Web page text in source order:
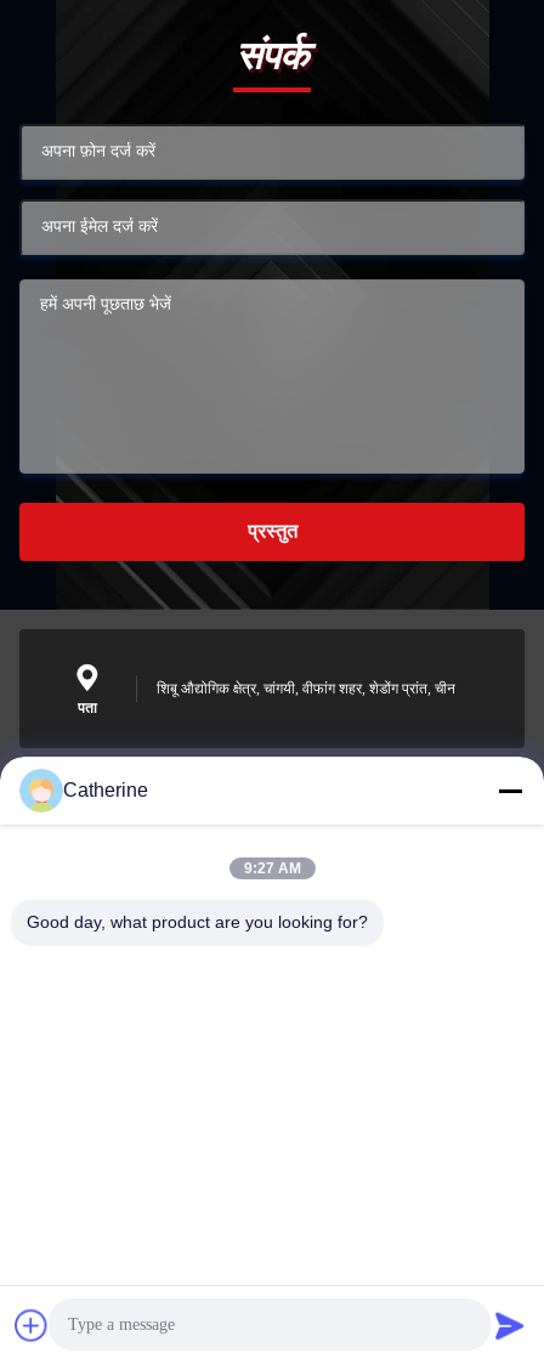
संपर्क
प्रस्तुत
पता
शिबू औद्योगिक क्षेत्र, चांगयी, वीफांग शहर, शेडोंग प्रांत, चीन
padraic@huayumachine.cn
Weifang Huayu Plastic Machinery Co., Ltd.
Catherine
9:27 AM
Good day, what product are you looking for?